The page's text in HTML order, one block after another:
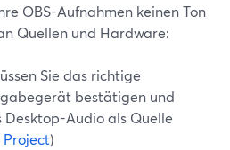
OBS-Aufnahmen keinen Ton
Quellen und Hardware:
Sie das richtige
bestätigen und
Desktop-Audio als Quelle
Project)